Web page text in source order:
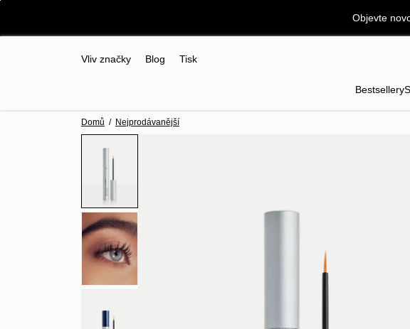
Objevte
Vliv značky Blog Tisk
Bestsellery
Domů / Nejprodávanější